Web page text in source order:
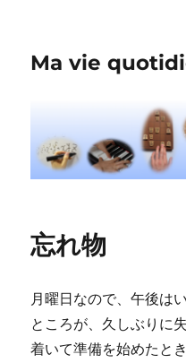
Ma vie
忘れ物
月曜日なので、午後は
ところが、久しぶりに
着いて準備を始めたと